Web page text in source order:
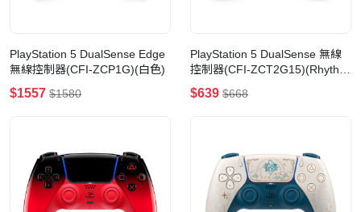
PlayStation 5 DualSense Edge
無線控制器(CFI-ZCP1G)(白色)
$1557 $1580
PlayStation 5 DualSense 無線
控制器(CFI-ZCT2G15)(Rhythm
Blue 韻律藍)
$639 $668